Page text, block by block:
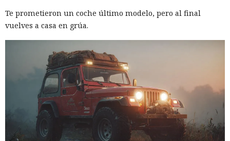
Te prometieron un coche último modelo, pero al final
vuelves a casa en grúa.